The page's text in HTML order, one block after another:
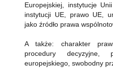
Europejskiej, instytucje
instytucji UE, prawo UE,
jako źródło prawa
A także: charakter
procedury decyzyjne,
europejskiego, swobodny